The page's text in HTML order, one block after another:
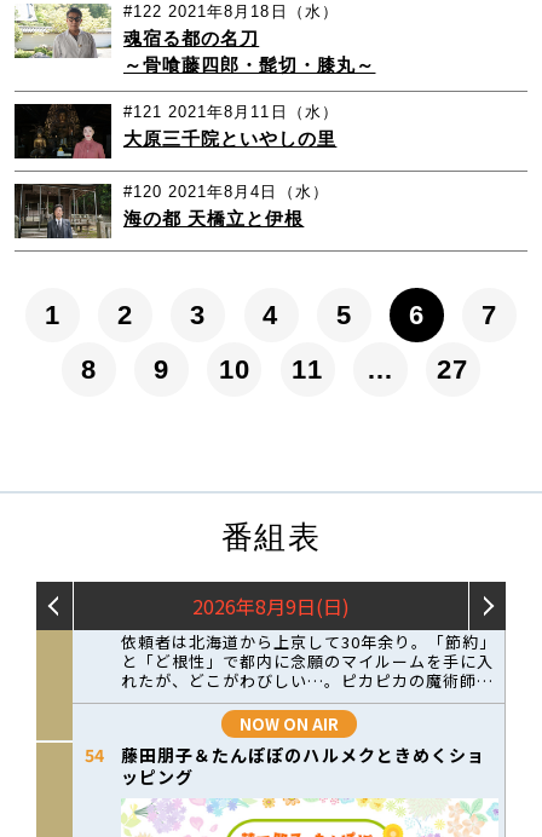
#122 2021年8月18日（水）
魂宿る都の名刀
～骨喰藤四郎・髭切・膝丸～
#121 2021年8月11日（水）
大原三千院といやしの里
#120 2021年8月4日（水）
海の都 天橋立と伊根
1 2 3 4 5 6
7
8
9 10 11 … 27
番組表